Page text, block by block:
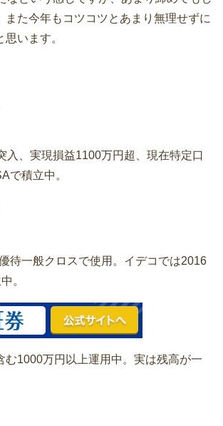
また今年もコツコツとあまり無理せずに
います。
入、実現損益1100万円超、現在特定口
で積立中。
待一般クロスで使用。イデコでは2016
。
む1000万円以上運用中。実は残高が一